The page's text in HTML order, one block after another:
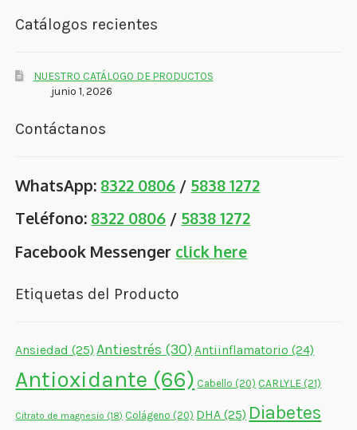
Catálogos recientes
NUESTRO CATÁLOGO DE PRODUCTOS
junio 1, 2026
Contáctanos
WhatsApp: 8322 0806 / 5838 1272
Teléfono: 8322 0806 / 5838 1272
Facebook Messenger click here
Etiquetas del Producto
Ansiedad (25) Antiestrés (30)Antiinflamatorio (24)
Antioxidante (66) Cabello (20) CARLYLE(21)
Citrato de magnesio (18) Colágeno (20) DHA (25) Diabetes